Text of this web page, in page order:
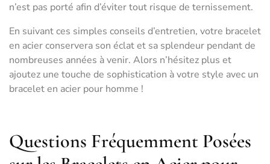
n’est pas porté afin d’éviter tout risque de ternissement.
En suivant ces simples conseils d’entretien, votre bracelet
en acier conservera son éclat et sa splendeur pendant de
nombreuses années à venir. Alors n’hésitez plus et
ajoutez une touche de sophistication à votre style avec un
bracelet en acier pour homme !
Questions Fréquemment Posées